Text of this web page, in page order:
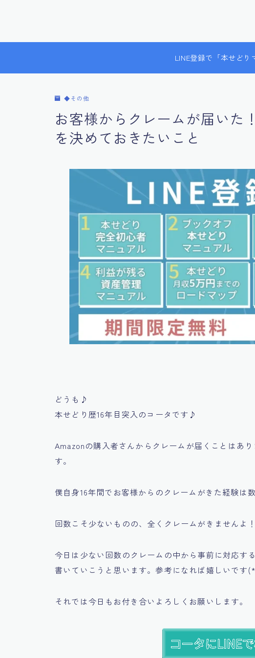
LINE登録で「本せどり
◆その他
お客様からクレームが届いた
を決めておきたいこと
どうも♪
本せどり歴16年目突入のコータです♪
Amazonの購入者さんからクレームが届くことはあ
す。
僕自身16年間でお客様からのクレームがきた経験は
回数こそ少ないものの、全くクレームがきませんよ
今日は少ない回数のクレームの中から事前に対応す
書いていこうと思います。参考になれば嬉しいです
それでは今日もお付き合いよろしくお願いします。